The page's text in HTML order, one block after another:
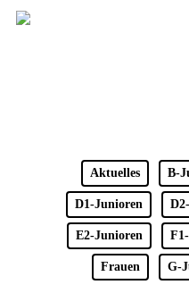
Skip
Aktuelles B-
D1-Junioren
E2-Junioren
Frauen G-